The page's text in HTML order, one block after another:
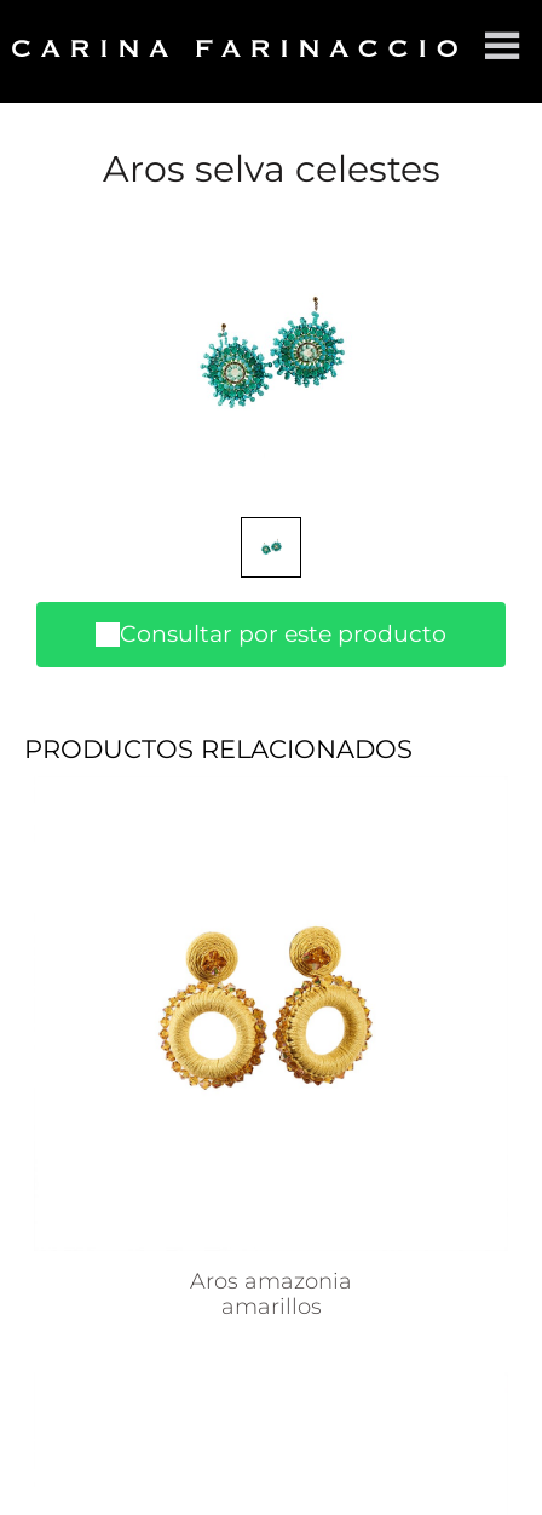
HOME
Consultar por este producto
Aros selva celestes
PRODUCTOS RELACIONADOS
Aros amazonia
amarillos